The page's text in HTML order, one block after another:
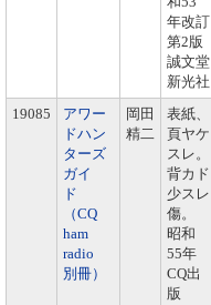
年改訂
第2版
誠文堂
新光社
19085
アワー
ドハン
ターズ
ガイ
ド
（CQ
ham
radio
別冊）
岡田
精二
表紙、
頁ヤケ
スレ。
背カド
少スレ
傷。
昭和
55年
CQ出
版